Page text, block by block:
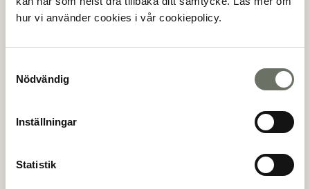
hur vi använder cookies i vår cookiepolicy.
Nödvändig
Inställningar
Statistik
Förnamn
Efternamn(*)